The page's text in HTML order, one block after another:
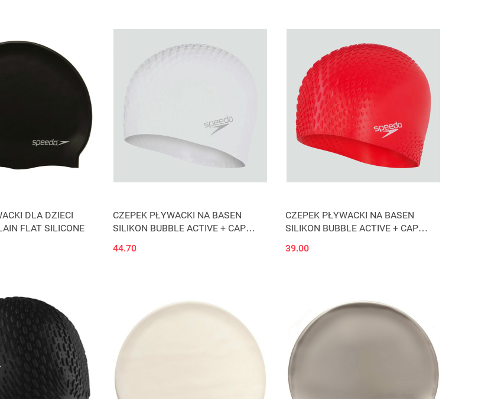
DLA DZIECI
FLAT SILICONE
CZEPEK PŁYWACKI NA BASEN
SILIKON BUBBLE ACTIVE + CAP
44.70
CZEPEK PŁYWACKI NA BASEN
SILIKON BUBBLE ACTIVE + CAP
39.00